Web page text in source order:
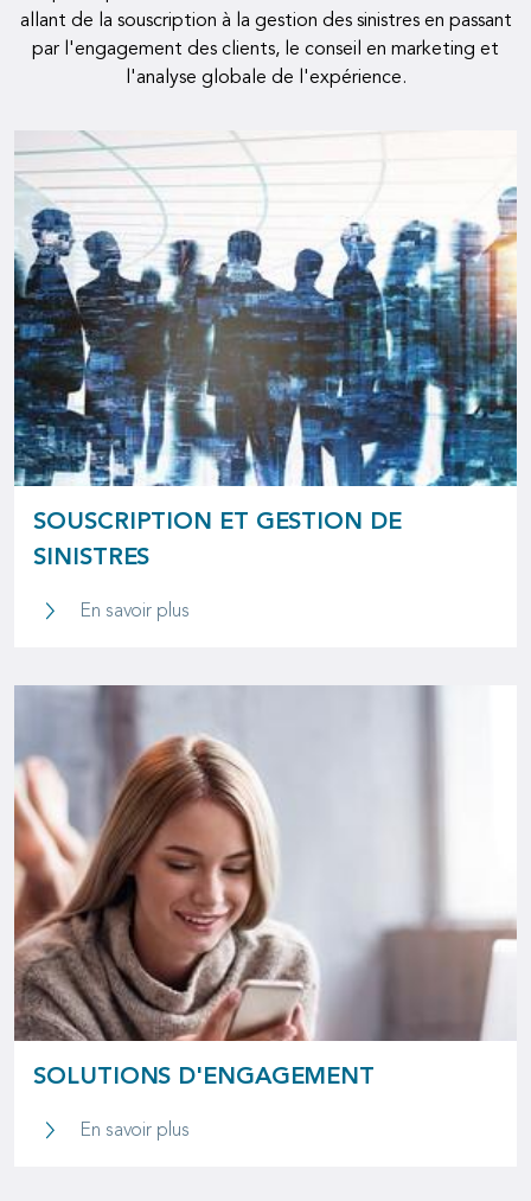
allant de la souscription à la gestion des sinistres en passant
par l'engagement des clients, le conseil en marketing et
l'analyse globale de l'expérience.
SOUSCRIPTION ET GESTION DE
SINISTRES
En savoir plusSouscription et gestion de sinistres
SOLUTIONS D'ENGAGEMENT
En savoir plusSolutions d'engagement